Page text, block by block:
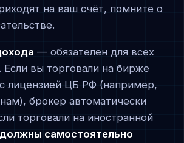
на ваш счёт, помните о
— обязателен для всех
вы торговали на бирже
лицензией ЦБ РФ (например,
брокер автоматически
торговали на иностранной
должны самостоятельно